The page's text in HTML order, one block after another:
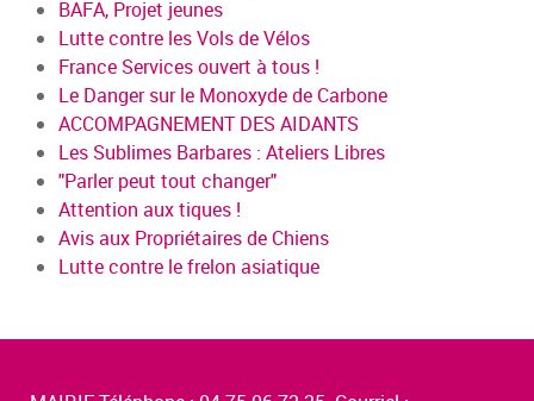
BAFA, Projet jeunes
Lutte contre les Vols de Vélos
France Services ouvert à tous !
Le Danger sur le Monoxyde de Carbone
ACCOMPAGNEMENT DES AIDANTS
Les Sublimes Barbares : Ateliers Libres
"Parler peut tout changer"
Attention aux tiques !
Avis aux Propriétaires de Chiens
Lutte contre le frelon asiatique